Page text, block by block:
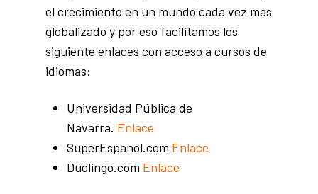
el crecimiento en un mundo cada vez más
globalizado y por eso facilitamos los
siguiente enlaces con acceso a cursos de
idiomas:
Universidad Pública de
Navarra. Enlace
SuperEspanol.com Enlace
Duolingo.com Enlace